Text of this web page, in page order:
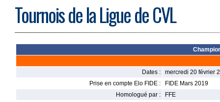
Tournois de la Ligue de CVL
Dates :
mercredi 20 février
Prise en compte Elo FIDE :
FIDE Mars 2019
Homologué par :
FFE